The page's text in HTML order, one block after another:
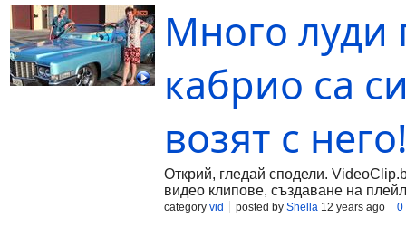
Много луди
кабрио са
возят с
Открий, гледай сподели.
видео клипове, създаване на
category vid posted by Shella 12 years ago 0